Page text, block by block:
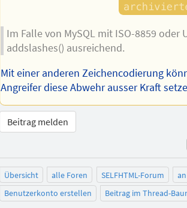
Im Falle von MySQL mit ISO-8859 oder
addslashes() ausreichend.
Mit einer anderen Zeichencodierung
Angreifer diese Abwehr ausser Kraft
Beitrag melden
Übersicht alle Foren SELFHTML-Forum
Benutzerkonto erstellen
Beitrag im Thread-